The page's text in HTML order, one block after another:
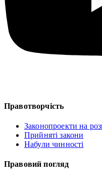
Правотворчість
Законопроекти на
Прийняті закони
Набули чинності
Правовий погляд